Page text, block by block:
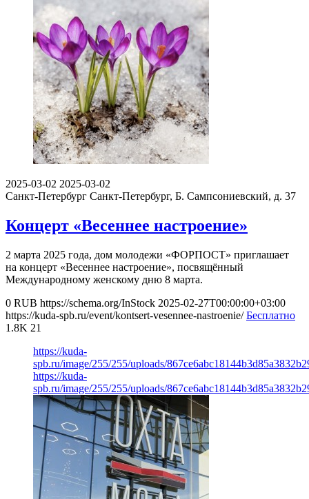
2025-03-02 2025-03-02
Санкт-Петербург Санкт-Петербург, Б. Сампсониевский, д. 37
Концерт «Весеннее настроение»
2 марта 2025 года, дом молодежи «ФОРПОСТ» приглашает
на концерт «Весеннее настроение», посвящённый
Международному женскому дню 8 марта.
0 RUB https://schema.org/InStock 2025-02-27T00:00:00+03:00
https://kuda-spb.ru/event/kontsert-vesennee-nastroenie/ Бесплатно
1.8K 21
https://kuda-
spb.ru/image/255/255/uploads/
https://kuda-
spb.ru/image/255/255/uploads/